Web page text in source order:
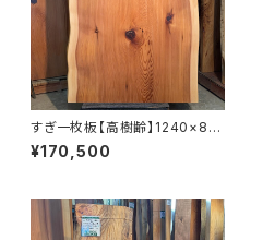
すぎ一枚板【高樹齢】1240×88
0~920×55㎜【オイル塗装 仕上
げ済み】
¥170,500